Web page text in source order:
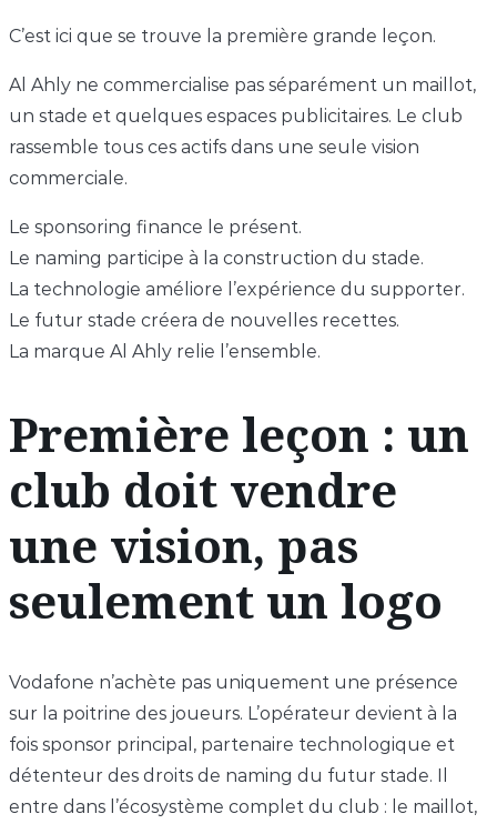
C’est ici que se trouve la première grande leçon.
Al Ahly ne commercialise pas séparément un maillot,
un stade et quelques espaces publicitaires. Le club
rassemble tous ces actifs dans une seule vision
commerciale.
Le sponsoring finance le présent.
Le naming participe à la construction du stade.
La technologie améliore l’expérience du supporter.
Le futur stade créera de nouvelles recettes.
La marque Al Ahly relie l’ensemble.
Première leçon : un
club doit vendre
une vision, pas
seulement un logo
Vodafone n’achète pas uniquement une présence
sur la poitrine des joueurs. L’opérateur devient à la
fois sponsor principal, partenaire technologique et
détenteur des droits de naming du futur stade. Il
entre dans l’écosystème complet du club : le maillot,